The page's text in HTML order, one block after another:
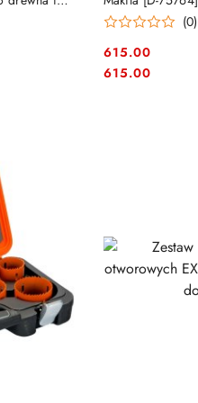
(0)
Cena:
615.00
Cena:
615.00